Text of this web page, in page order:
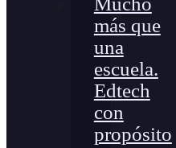
más que
una
escuela.
Edtech
con
propósito